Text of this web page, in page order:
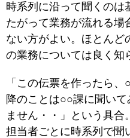
時系列に沿って聞くのは
たがって業務が流れる場
ない方がよい。ほとんど
の業務については良く知
「この伝票を作ったら
降のことは○○課に聞い
ません・・」という具合。
担当者ごとに時系列で聞